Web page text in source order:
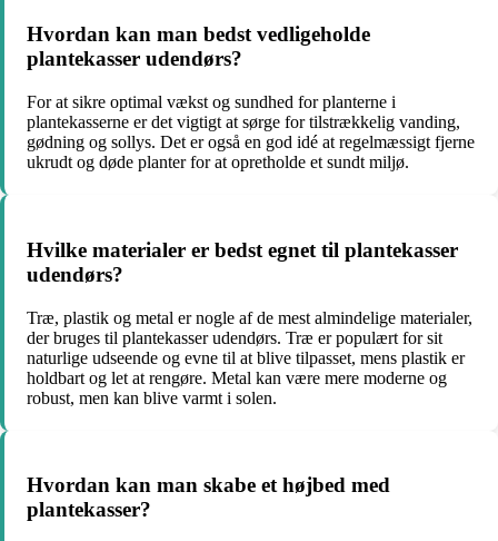
Hvordan kan man bedst vedligeholde
plantekasser udendørs?
For at sikre optimal vækst og sundhed for planterne i
plantekasserne er det vigtigt at sørge for tilstrækkelig vanding,
gødning og sollys. Det er også en god idé at regelmæssigt fjerne
ukrudt og døde planter for at opretholde et sundt miljø.
Hvilke materialer er bedst egnet til plantekasser
udendørs?
Træ, plastik og metal er nogle af de mest almindelige materialer,
der bruges til plantekasser udendørs. Træ er populært for sit
naturlige udseende og evne til at blive tilpasset, mens plastik er
holdbart og let at rengøre. Metal kan være mere moderne og
robust, men kan blive varmt i solen.
Hvordan kan man skabe et højbed med
plantekasser?